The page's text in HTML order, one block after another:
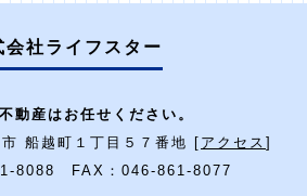
会社ライフスター
動産はお任せください。
船越町１丁目５７番地 [ アクセス ]
8088 FAX：046-861-8077